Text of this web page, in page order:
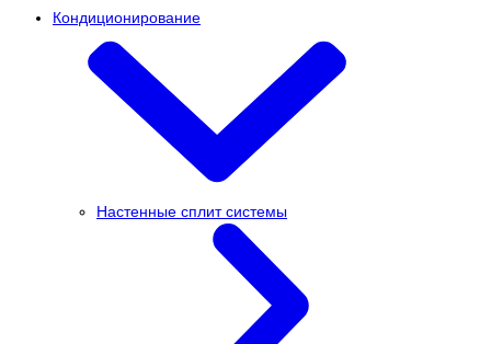
Кондиционирование
Настенные сплит системы